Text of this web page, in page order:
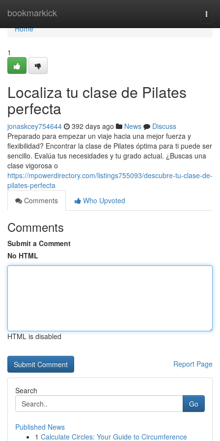
bookmarkick
Home
Home
1
Localiza tu clase de Pilates
perfecta
jonaskcey754644 392 days ago News
Discuss
Preparado para empezar un viaje hacia una mejor fuerza y
flexibilidad? Encontrar la clase de Pilates óptima para ti puede ser
sencillo. Evalúa tus necesidades y tu grado actual. ¿Buscas una
clase vigorosa o
https://mpowerdirectory.com/listings755093/descubre-tu-clase-de-
pilates-perfecta
Comments
Who Upvoted
Comments
Submit a Comment
No HTML
HTML is disabled
Report Page
Search
Go
Published News
1 Calculate Circles: Your Guide to Circumference